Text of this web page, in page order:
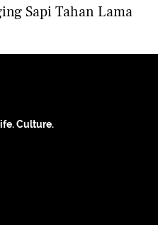
Sapi Tahan Lama
Culture.